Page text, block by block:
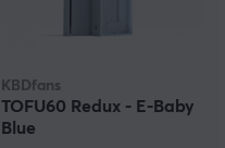
KBDfans
TOFU60 Redux - E-Baby
Blue